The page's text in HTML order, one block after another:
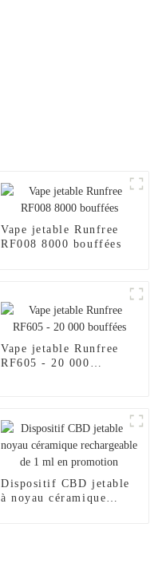
Vape jetable Runfree
RF008 8000 bouffées
Vape jetable Runfree
RF605 - 20 000
Dispositif CBD jetable
à noyau céramique